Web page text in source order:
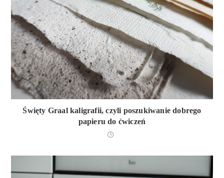
Święty Graal kaligrafii, czyli poszukiwanie dobrego
papieru do ćwiczeń